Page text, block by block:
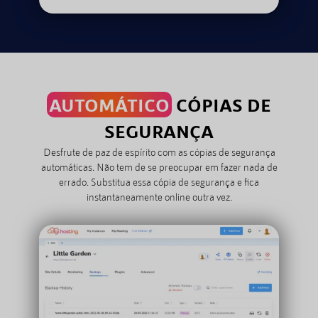
AUTOMÁTICO CÓPIAS DE
SEGURANÇA
Desfrute de paz de espírito com as cópias de segurança
automáticas. Não tem de se preocupar em fazer nada de
errado. Substitua essa cópia de segurança e fica
instantaneamente online outra vez.